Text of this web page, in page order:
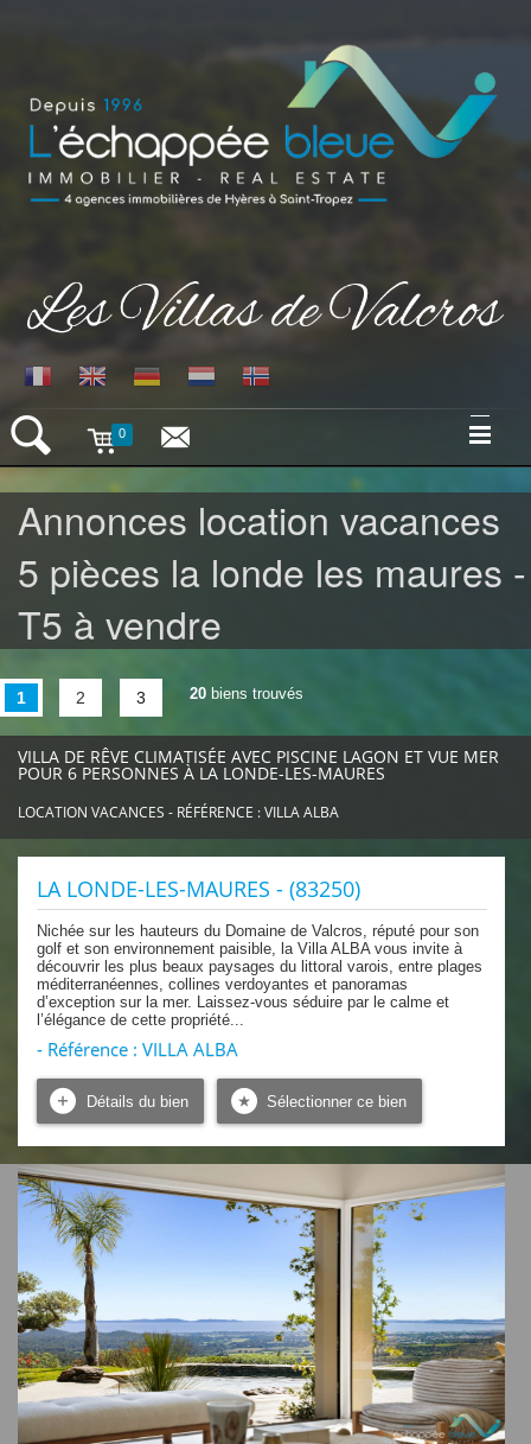
LE DOMAINE
RÉSERVATION
Moyens de paiement
Conditions générales de vente TPI_maisonVilla;Maison/Villa
CONTACT
À VOIR À FAIRE
Se restaurer
L'office de tourisme
PROPRIÉTAIRES
NOS VENTES
0
Annonces location vacances
5 pièces la londe les maures -
T5 à vendre
1 2 3 20 biens trouvés
VILLA DE RÊVE CLIMATISÉE AVEC PISCINE LAGON ET VUE MER
POUR 6 PERSONNES À LA LONDE-LES-MAURES
LOCATION VACANCES - RÉFÉRENCE : VILLA ALBA
LA LONDE-LES-MAURES - (83250)
Nichée sur les hauteurs du Domaine de Valcros, réputé pour son
golf et son environnement paisible, la Villa ALBA vous invite à
découvrir les plus beaux paysages du littoral varois, entre plages
méditerranéennes, collines verdoyantes et panoramas
d’exception sur la mer. Laissez-vous séduire par le calme et
l’élégance de cette propriété...
- Référence : VILLA ALBA
Détails du bien Sélectionner ce bien